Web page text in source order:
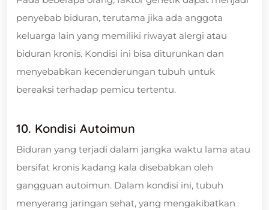
penyebab biduran, terutama jika ada anggota
keluarga lain yang memiliki riwayat alergi atau
biduran kronis. Kondisi ini bisa diturunkan dan
menyebabkan kecenderungan tubuh untuk
bereaksi terhadap pemicu tertentu.
10. Kondisi Autoimun
Biduran yang terjadi dalam jangka waktu lama atau
bersifat kronis kadang kala disebabkan oleh
gangguan autoimun. Dalam kondisi ini, tubuh
menyerang jaringan sehat, yang mengakibatkan